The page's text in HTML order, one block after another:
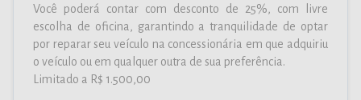
Você poderá contar com desconto de 25%, com livre
escolha de oficina, garantindo a tranquilidade de optar
por reparar seu veículo na concessionária em que adquiriu
o veículo ou em qualquer outra de sua preferência.
Limitado a R$ 1.500,00